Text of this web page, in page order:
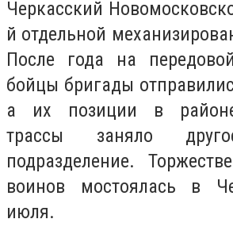
Черкасский
й отдельной
После года на
бойцы бригады
а их позиции в
трассы заняло
подразделение.
воинов мостоялась в
июля.